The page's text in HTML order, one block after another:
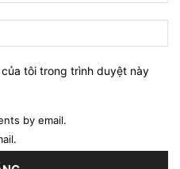
tôi trong trình duyệt này
by email.